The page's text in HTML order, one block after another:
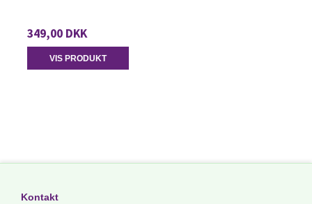
349,00 DKK
VIS PRODUKT
Kontakt